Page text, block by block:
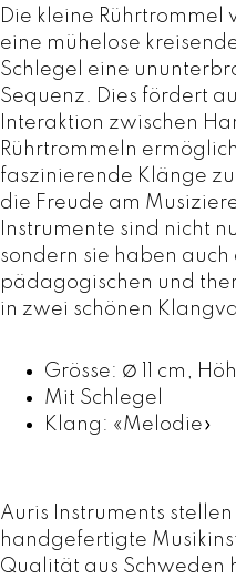
e
l
o
d
i
e
-
v
o
n
A
u
e
Die kleine Rührtrommel
eine mühelose
Schlegel eine
Sequenz. Dies fördert
Interaktion zwischen
Rührtrommeln
faszinierende Klänge
die Freude am
Instrumente sind nicht
sondern sie haben
pädagogischen und
in zwei schönen
Grösse: ∅ 11 cm,
Mit Schlegel
Klang: «Melodie»
Auris Instruments
handgefertigte
Qualität aus Schweden